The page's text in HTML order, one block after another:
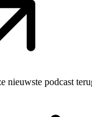
nieuwste podcast